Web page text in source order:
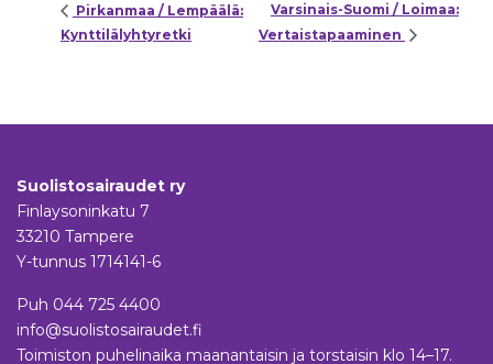
Pirkanmaa / Lempäälä:
Kynttilälyhtyretki
Varsinais-Suomi / Loimaa:
Vertaistapaaminen
Suolistosairaudet ry
Finlaysoninkatu 7
33210 Tampere
Y-tunnus 1714141-6
Puh 044 725 4400
info@suolistosairaudet.fi
Toimiston puhelinaika maanantaisin ja torstaisin klo 14–17.